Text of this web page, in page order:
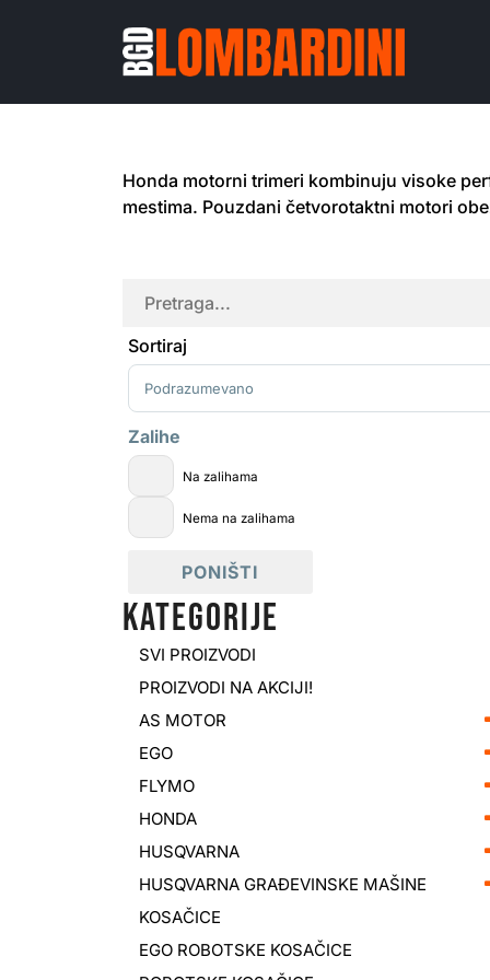
Honda motorni trimeri kombinuju visoke
mestima. Pouzdani četvorotaktni motori
Sortiraj
Sort Products
Zalihe
Na zalihama
Nema na zalihama
PONIŠTI
KATEGORIJE
SVI PROIZVODI
PROIZVODI NA AKCIJI!
AS MOTOR
EGO
FLYMO
HONDA
HUSQVARNA
HUSQVARNA GRAĐEVINSKE MAŠINE
KOSAČICE
EGO ROBOTSKE KOSAČICE